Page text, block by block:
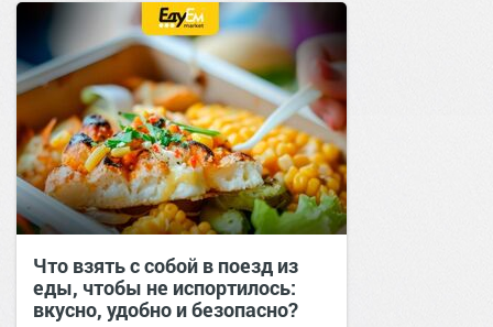
Что взять с собой в поезд из
еды, чтобы не испортилось:
вкусно, удобно и безопасно?